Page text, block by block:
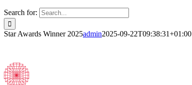
Search for:
Star Awards Winner 2025admin2025-09-22T09:38:31+01:00